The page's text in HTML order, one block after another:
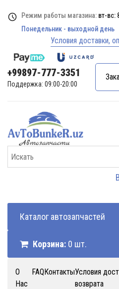
Режим работы магазина: вт-вс:
Понедельник - выходной день
Условия доставки,
+99897-777-3351
Поддержка: 09:00-20:00
Каталог автозапчастей
Корзина: 0 шт.
О
Нас
FAQКонтактыУсловия
возврата